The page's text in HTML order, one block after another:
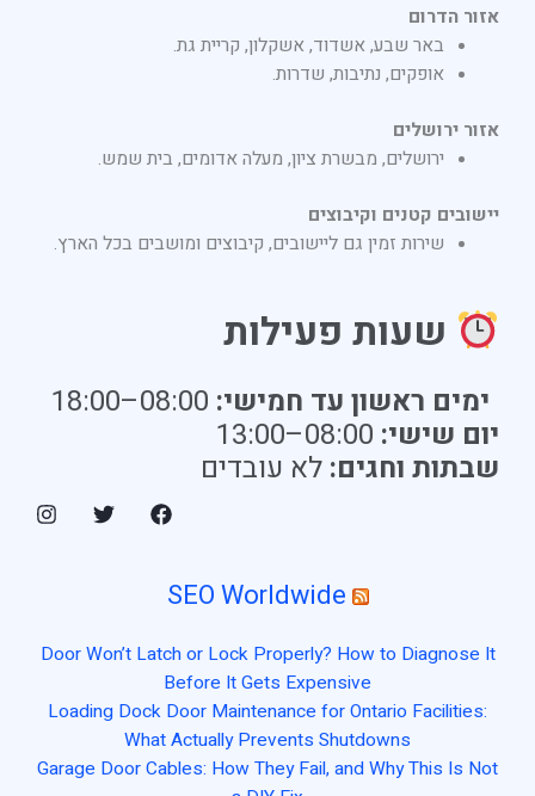
אזור הדרום
באר שבע, אשדוד, אשקלון, קריית גת.
אופקים, נתיבות, שדרות.
אזור ירושלים
ירושלים, מבשרת ציון, מעלה אדומים, בית שמש.
יישובים קטנים וקיבוצים
שירות זמין גם ליישובים, קיבוצים ומושבים בכל הארץ.
שעות פעילות
ימים ראשון עד חמישי: 08:00–18:00
יום שישי:
שבתות וחגים: לא עובדים
SEO Worldwide
Door Won’t Latch or Lock Properly? How to Diagnose It
Before It Gets Expensive
Loading Dock Door Maintenance for Ontario Facilities:
What Actually Prevents Shutdowns
Garage Door Cables: How They Fail, and Why This Is Not